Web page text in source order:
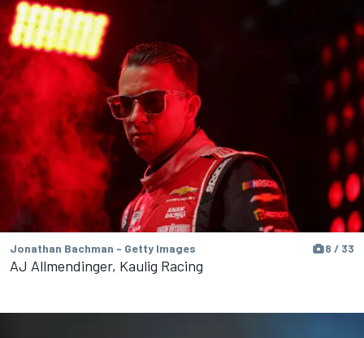
Jonathan Bachman - Getty Images 8 / 33
AJ Allmendinger, Kaulig Racing